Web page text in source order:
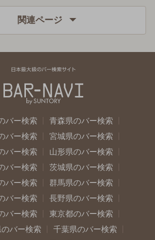
関連ページ
バー検索
青森県のバー検索
バー検索
宮城県のバー検索
バー検索
山形県のバー検索
バー検索
茨城県のバー検索
バー検索
群馬県のバー検索
バー検索
長野県のバー検索
バー検索
東京都のバー検索
バー検索
千葉県のバー検索